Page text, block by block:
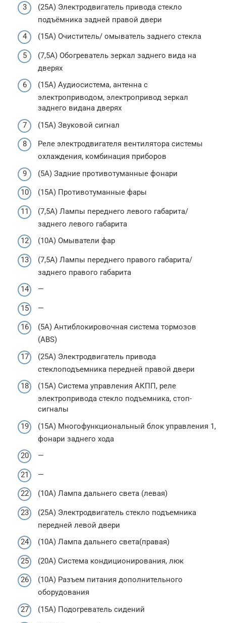
(25A) Электродвигатель привода стекло
подъёмника задней правой двери
(15A) Очиститель/ омыватель заднего стекла
(7,5A) Обогреватель зеркал заднего вида на
дверях
(15A) Аудиосистема, антенна с
электроприводом, электропривод зеркал
заднего видана дверях
(15A) Звуковой сигнал
Реле электродвигателя вентилятора системы
охлаждения, комбинация приборов
(5A) Задние противотуманные фонари
(15A) Противотуманные фары
(7,5A) Лампы переднего левого габарита/
заднего левого габарита
(10A) Омыватели фар
(7,5A) Лампы переднего правого габарита/
заднего правого габарита
—
—
(5A) Антиблокировочная система тормозов
(ABS)
(25A) Электродвигатель привода
стеклоподъемника передней правой двери
(15A) Система управления АКПП, реле
электропривода стекло подъемника, стоп-
сигналы
(15A) Многофункциональный блок управления 1,
фонари заднего хода
—
—
(10A) Лампа дальнего света (левая)
(25A) Электродвигатель стекло подъемника
передней левой двери
(10A) Лампа дальнего света(правая)
(20A) Система кондиционирования, люк
(10A) Разъем питания дополнительного
оборудования
(15A) Подогреватель сидений